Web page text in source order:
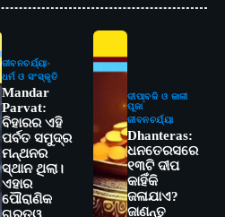
ଜୀବନଚର୍ଯ୍ୟା
ଧର୍ମ ଓ ସଂସ୍କୃତି
Mandar
Parvat:
ବିହାରର ଏହି
ପର୍ବତ ସମୁଦ୍ର
ମନ୍ଥନର
ସ୍ଥାନ ଥିଲା।
ଏହାର
ପୌରାଣିକ
ଦୀପାବଳି ଓ କାଳୀ
ପୂଜା
ଜୀବନଚର୍ଯ୍ୟା
Dhanteras:
ଧନତେରସରେ
୧୩ଟି ଦୀପ
କାହିଁକି
ଜଳାଯାଏ?
ଜାଣନ୍ତୁ